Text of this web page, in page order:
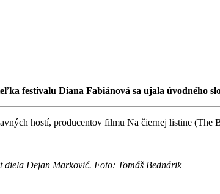
festivalu Diana Fabiánová sa ujala úvodného
hostí, producentov filmu Na čiernej listine
diela Dejan Marković. Foto: Tomáš Bednárik